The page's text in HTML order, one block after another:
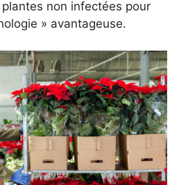
non infectées pour
» avantageuse.